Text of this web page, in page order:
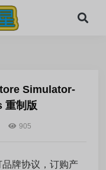
Simulator-
重制版
905
牌协议，订购产